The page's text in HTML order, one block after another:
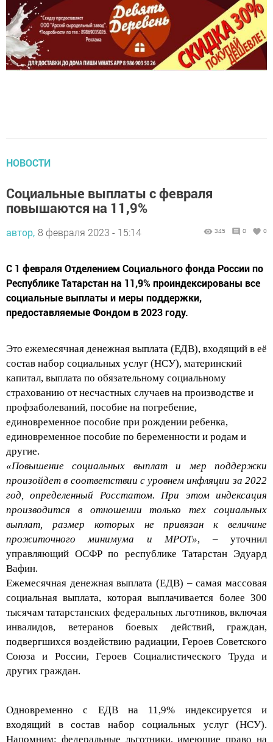
НОВОСТИ
Социальные выплаты с февраля
повышаются на 11,9%
автор, 8 февраля 2023 - 15:14
С 1 февраля Отделением Социального фонда России по
Республике Татарстан на 11,9% проиндексированы все
социальные выплаты и меры поддержки,
предоставляемые Фондом в 2023 году.
Это ежемесячная денежная выплата (ЕДВ), входящий в её
состав набор социальных услуг (НСУ), материнский
капитал, выплата по обязательному социальному
страхованию от несчастных случаев на производстве и
профзаболеваний, пособие на погребение,
единовременное пособие при рождении ребенка,
единовременное пособие по беременности и родам и
другие.
«Повышение социальных выплат и мер поддержки
произойдет в соответствии с уровнем инфляции за 2022
год, определенный Росстатом. При этом индексация
производится в отношении только тех социальных
выплат, размер которых не привязан к величине
прожиточного минимума и МРОТ»
, – уточнил
управляющий ОСФР по республике Татарстан Эдуард
Вафин.
Ежемесячная денежная выплата (ЕДВ) – самая массовая
социальная выплата, которая выплачивается более 300
тысячам татарстанских федеральных льготников, включая
инвалидов, ветеранов боевых действий, граждан,
подвергшихся воздействию радиации, Героев Советского
Союза и России, Героев Социалистического Труда и
других граждан.
Одновременно с ЕДВ на 11,9% индексируется и
входящий в состав набор социальных услуг (НСУ).
Напомним: федеральные льготники, имеющие право на